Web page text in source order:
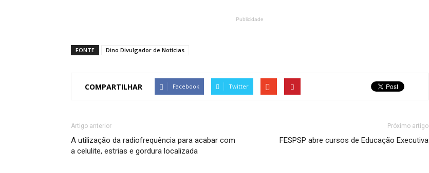
Publicidade
FONTE Dino Divulgador de Notícias
COMPARTILHAR Facebook Twitter
Artigo anterior
A utilização da radiofrequência para acabar com
a celulite, estrias e gordura localizada
Próximo artigo
FESPSP abre cursos de Educação Executiva